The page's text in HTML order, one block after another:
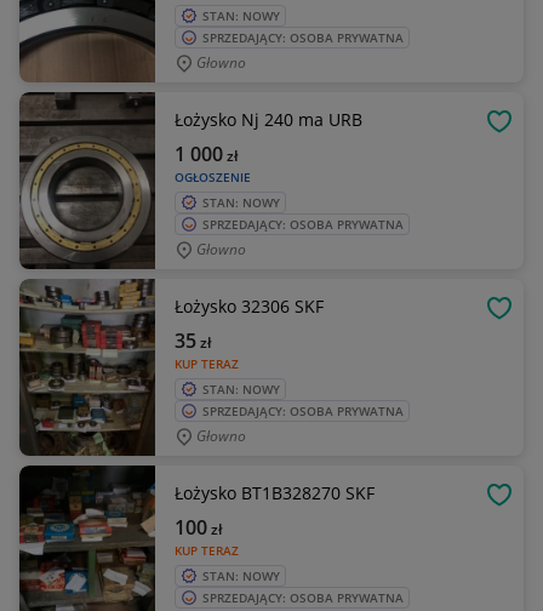
STAN: NOWY
SPRZEDAJĄCY: OSOBA PRYWATNA
Głowno
Łożysko Nj 240 ma URB
OGŁOSZENIE
1 000zł
STAN: NOWY
SPRZEDAJĄCY: OSOBA PRYWATNA
Głowno
Łożysko 32306 SKF
KUP TERAZ
35zł
STAN: NOWY
SPRZEDAJĄCY: OSOBA PRYWATNA
Głowno
Łożysko BT1B328270 SKF
KUP TERAZ
100zł
STAN: NOWY
SPRZEDAJĄCY: OSOBA PRYWATNA